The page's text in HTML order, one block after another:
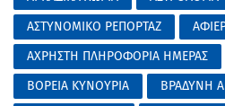
ΑΣΤΥΝΟΜΙΚΟ ΡΕΠΟΡΤΑΖ
ΑΧΡΗΣΤΗ ΠΛΗΡΟΦΟΡΙΑ ΗΜΕΡΑΣ
ΒΟΡΕΙΑ ΚΥΝΟΥΡΙΑ
ΒΡΑΔΥΝΗ